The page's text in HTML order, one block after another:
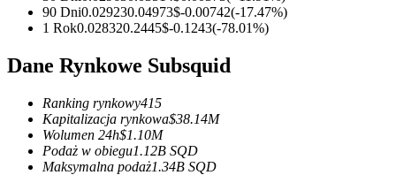
Kontrakty terminowe na USDC
Kontrakty futures wykorzystujące USDC jako zabezpieczenie
90 Dni0.029230.04973$-0.00742(-17.47%)
1 Rok0.028320.2445$-0.1243(-78.01%)
Dane Rynkowe Subsquid
Ranking rynkowy415
Kapitalizacja rynkowa$38.14M
Wolumen 24h$1.10M
Podaż w obiegu1.12B SQD
Maksymalna podaż1.34B SQD